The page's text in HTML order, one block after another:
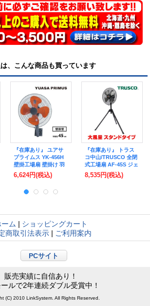
、こんな商品も買っています
『在庫あり』 ユアサ
プライムス YK-456H
壁掛工場扇 壁掛け 羽
根径45cm 工場用扇風
機 (YK-456Tの後継品)
6,624円(税込)
『在庫あり』 トラス
コ中山/TRUSCO 全閉
式工場扇 AF-45S ジェ
ネラルファンII 大風量
スタンドタイプ アル
8,535円(税込)
ム
ショッピングカート
商取引法表示
ご利用案内
PCサイト
販売実績に自信あり！
ルで2年連続ダブル受賞中！
(C) 2010 LinkSystem. All Rights Reserved.